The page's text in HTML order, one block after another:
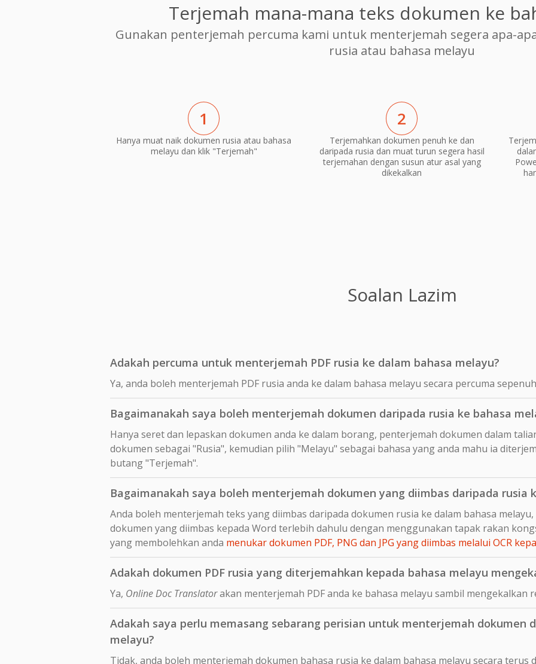
Terjemah mana-mana teks dokumen ke
Gunakan penterjemah percuma kami untuk menterjemah segera apa-
rusia atau bahasa melayu
1
Hanya muat naik dokumen rusia atau bahasa
melayu dan klik "Terjemah"
2
Terjemahkan dokumen penuh ke dan
daripada rusia dan muat turun segera hasil
terjemahan dengan susun atur asal yang
dikekalkan
Soalan Lazim
Adakah percuma untuk menterjemah PDF rusia ke dalam bahasa melayu?
Ya, anda boleh menterjemah PDF rusia anda ke dalam bahasa melayu secara percuma
Bagaimanakah saya boleh menterjemah dokumen daripada rusia ke bahasa
Hanya seret dan lepaskan dokumen anda ke dalam borang, penterjemah dokumen dalam
dokumen sebagai "Rusia", kemudian pilih "Melayu" sebagai bahasa yang anda mahu ia
butang "Terjemah".
Bagaimanakah saya boleh menterjemah dokumen yang diimbas daripada rusia
Anda boleh menterjemah teks yang diimbas daripada dokumen rusia ke dalam bahasa
dokumen yang diimbas kepada Word terlebih dahulu dengan menggunakan tapak rakan
yang membolehkan anda menukar dokumen PDF, PNG dan JPG yang diimbas melalui OCR
Adakah dokumen PDF rusia yang diterjemahkan kepada bahasa melayu
Ya, Online Doc Translatorakan menterjemah PDF anda ke bahasa melayu sambil mengekalkan
Adakah saya perlu memasang sebarang perisian untuk menterjemah dokumen
melayu?
Tidak, anda boleh menterjemah dokumen bahasa rusia ke dalam bahasa melayu secara terus